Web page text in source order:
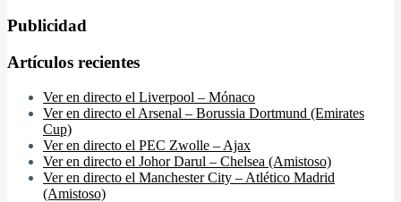
Publicidad
Artículos recientes
Ver en directo el Liverpool – Mónaco
Ver en directo el Arsenal – Borussia Dortmund (Emirates
Cup)
Ver en directo el PEC Zwolle – Ajax
Ver en directo el Johor Darul – Chelsea (Amistoso)
Ver en directo el Manchester City – Atlético Madrid
(Amistoso)